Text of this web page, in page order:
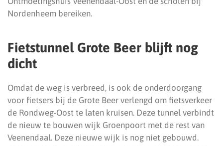
Nordenheem bereiken.
Fietstunnel Grote Beer blijft nog
dicht
Omdat de weg is verbreed, is ook de onderdoorgang
voor fietsers bij de Grote Beer verlengd om fietsverkeer
de Rondweg-Oost te laten kruisen. Deze tunnel verbindt
de nieuw te bouwen wijk Groenpoort met de rest van
Veenendaal. Deze nieuwe wijk is nog niet gebouwd.